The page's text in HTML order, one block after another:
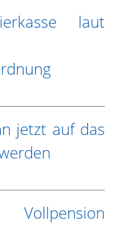
laut
jetzt auf das